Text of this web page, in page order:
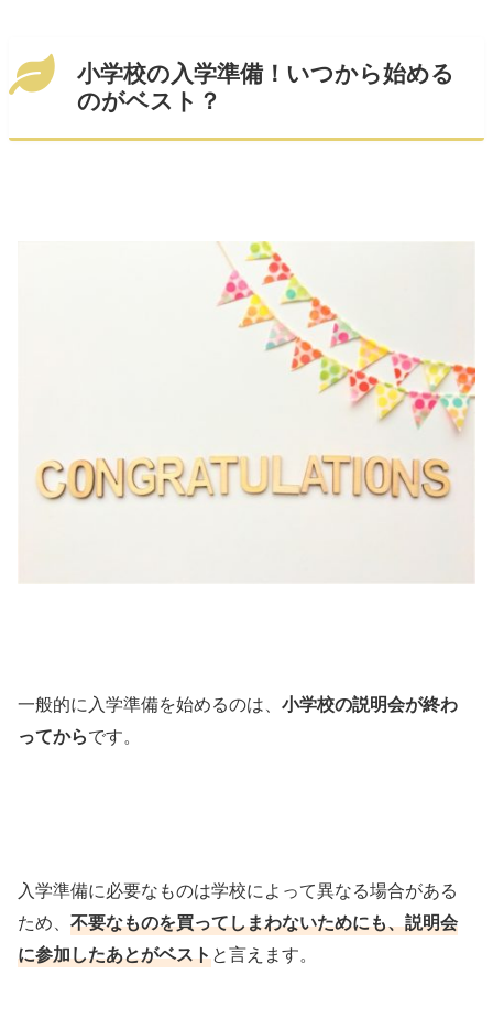
小学校の入学準備！いつから始める
のがベスト？
一般的に入学準備を始めるのは、小学校の説明会が終わ
ってからです。
入学準備に必要なものは学校によって異なる場合がある
ため、不要なものを買ってしまわないためにも、説明会
に参加したあとがベストと言えます。